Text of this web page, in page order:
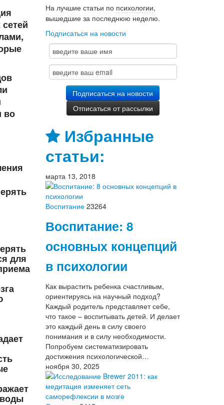
во
для
На лучшие статьи по психологии,
вышедшие за последнюю неделю.
Подписаться на новости
Избранные
статьи:
марта 13, 2018
Воспитание 23264
Воспитание: 8
основных концепций
в психологии
Как вырастить ребенка счастливым,
ориентируясь на научный подход?
Каждый родитель представляет себе,
что такое – воспитывать детей. И делает
это каждый день в силу своего
понимания и в силу необходимости.
Попробуем систематизировать
достижения психологической…
ноября 30, 2025